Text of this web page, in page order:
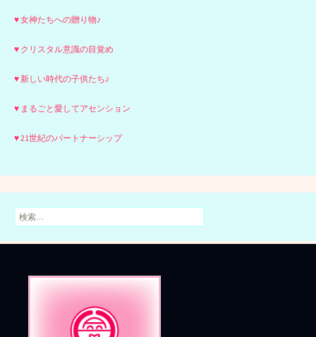
♥ 女神たちへの贈り物♪
♥ クリスタル意識の目覚め
♥ 新しい時代の子供たち♪
♥ まるごと愛してアセンション
♥ 21世紀のパートナーシップ
検
索: